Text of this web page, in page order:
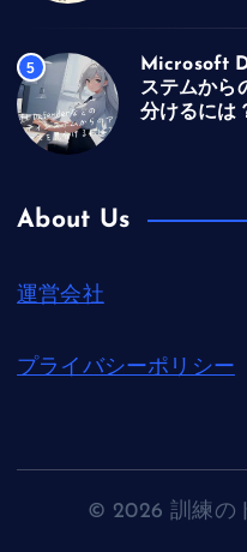
5
Microsoft
ステムから
分けるには
About Us
運営会社
プライバシーポリシー
© 2026 訓練の